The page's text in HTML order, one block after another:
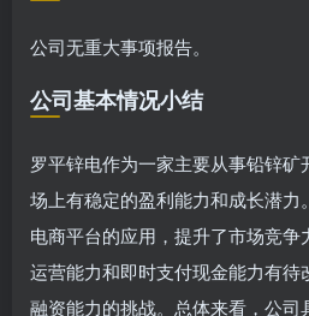
公司无重大事项报告。
公司基本情况小结
罗平锌电作为一家主要从事铅锌
场上有稳定的盈利能力和成长潜力
电商平台的应用，提升了市场竞
运营能力和即时支付现金能力有待
融资能力的挑战。总体来看，公司